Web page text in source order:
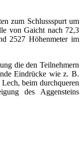
zum Schlussspurt um
von Gaicht nach 72,3
2527 Höhenmeter im
die den Teilnehmern
Eindrücke wie z. B.
beim durchqueren
des Aggensteins